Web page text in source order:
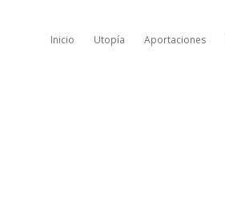
Inicio Utopía Aportaciones